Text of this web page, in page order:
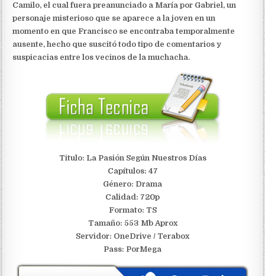
Camilo, el cual fuera preanunciado a María por Gabriel, un
personaje misterioso que se aparece a la joven en un
momento en que Francisco se encontraba temporalmente
ausente, hecho que suscitó todo tipo de comentarios y
suspicacias entre los vecinos de la muchacha.
Titulo: La Pasión Según Nuestros Días
Capítulos: 47
Género: Drama
Calidad: 720p
Formato: TS
Tamaño: 553 Mb Aprox
Servidor: OneDrive / Terabox
Pass: PorMega